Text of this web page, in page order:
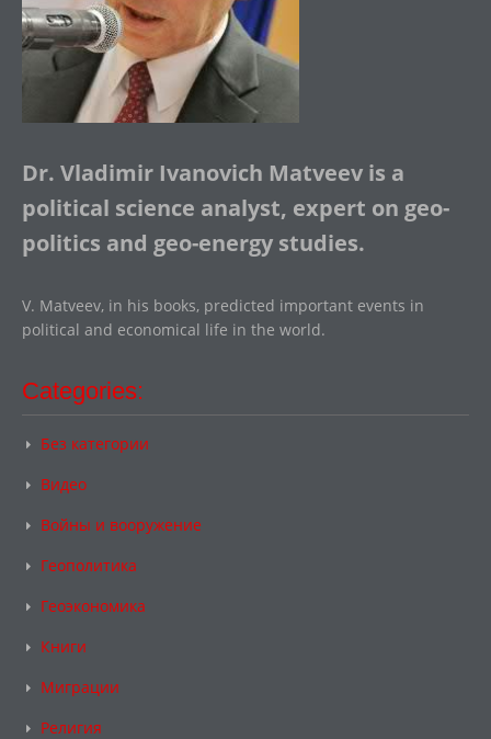
Dr. Vladimir Ivanovich Matveev is a
political science analyst, expert on geo-
politics and geo-energy studies.
V. Matveev, in his books, predicted important events in
political and economical life in the world.
Categories:
Без категории
Видео
Войны и вооружение
Геополитика
Геоэкономика
Книги
Миграции
Религия